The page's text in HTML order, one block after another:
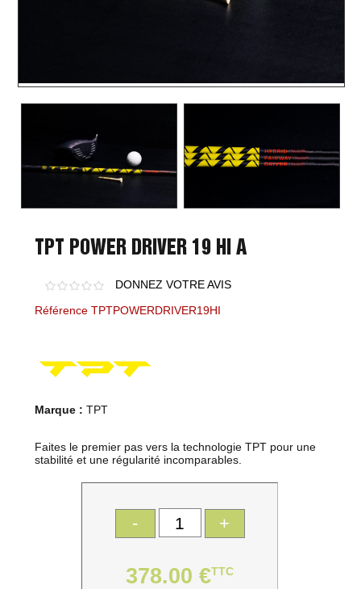
TPT POWER DRIVER 19 HI A
DONNEZ VOTRE AVIS
Référence TPTPOWERDRIVER19HI
Marque : TPT
Faites le premier pas vers la technologie TPT pour une
stabilité et une régularité incomparables.
- +
378.00 €TTC